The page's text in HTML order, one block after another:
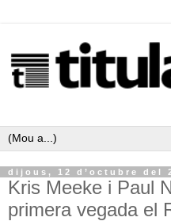
dijous, 12 d’octubre del
Kris Meeke i Paul
primera vegada el